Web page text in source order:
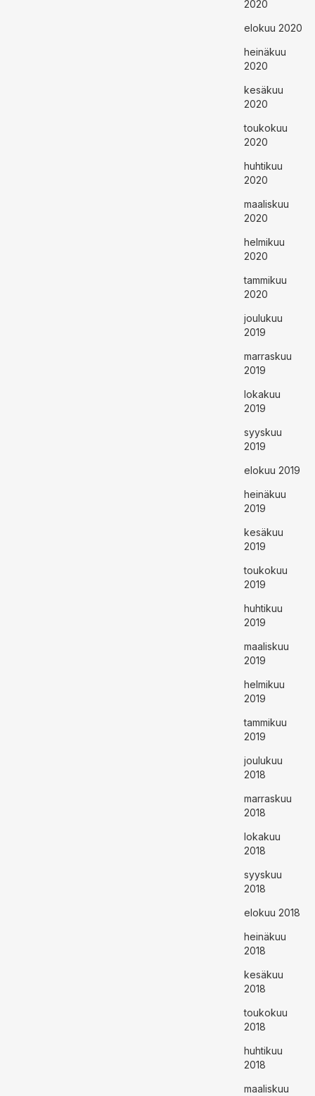
2020
elokuu 2020
heinäkuu
2020
kesäkuu
2020
toukokuu
2020
huhtikuu
2020
maaliskuu
2020
helmikuu
2020
tammikuu
2020
joulukuu
2019
marraskuu
2019
lokakuu
2019
syyskuu
2019
elokuu 2019
heinäkuu
2019
kesäkuu
2019
toukokuu
2019
huhtikuu
2019
maaliskuu
2019
helmikuu
2019
tammikuu
2019
joulukuu
2018
marraskuu
2018
lokakuu
2018
syyskuu
2018
elokuu 2018
heinäkuu
2018
kesäkuu
2018
toukokuu
2018
huhtikuu
2018
maaliskuu